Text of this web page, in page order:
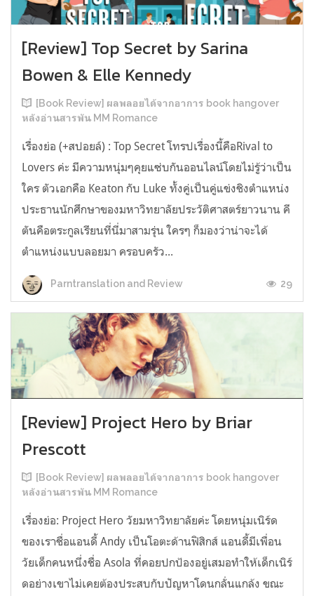
[Review] Top Secret by Sarina
Bowen & Elle Kennedy
[Book Review] ผลพลอยได้จากอาการ book hangover
หลังอ่านสารพัน MM Romance
เรื่องย่อ (+สปอยล์) : Top Secret โทรปเรื่องนี้คือRival to
Lovers ค่ะ มีความหนุ่มๆคุยแซ่บกันออนไลน์โดยไม่รู้ว่าเป็น
ใคร ตัวเอกคือ Keaton กับ Luke ทั้งคู่เป็นคู่แข่งชิงตำแหน่ง
ประธานนักศึกษาของมหาวิทยาลัยประวัติศาสตร์ยาวนาน คี
ตันคือตระกูลเรียนที่นี่มาสามรุ่น ใครๆ ก็มองว่าน่าจะได้
ตำแหน่งแบบลอยมา ครอบครัว...
Parntranslation and Review 29
[Review] Project Hero by Briar
Prescott
[Book Review] ผลพลอยได้จากอาการ book hangover
หลังอ่านสารพัน MM Romance
เรื่องย่อ: Project Hero วัยมหาวิทยาลัยค่ะ โดยหนุ่มเนิร์ด
ของเราชื่อแอนดี้ Andy เป็นโอตะด้านฟิสิกส์ แอนดี้มีเพื่อน
วัยเด็กคนหนึ่งชื่อ Asola ที่คอยปกป้องอยู่เสมอทำให้เด็กเนิร์
ดอย่างเขาไม่เคยต้องประสบกับปัญหาโดนกลั่นแกล้ง ขณะ